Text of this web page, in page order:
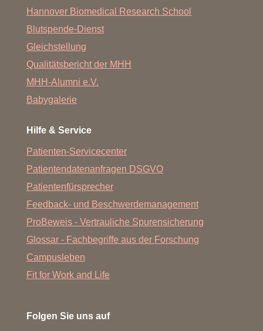
Hannover Biomedical Research School
Blutspende-Dienst
Gleichstellung
Qualitätsbericht der MHH
MHH-Alumni e.V.
Babygalerie
Hilfe & Service
Patienten-Servicecenter
Patientendatenanfragen DSGVO
Patientenfürsprecher
Feedback- und Beschwerdemanagement
ProBeweis - Vertrauliche Spurensicherung
Glossar - Fachbegriffe aus der Forschung
Campusleben
Fit for Work and Life
Folgen Sie uns auf